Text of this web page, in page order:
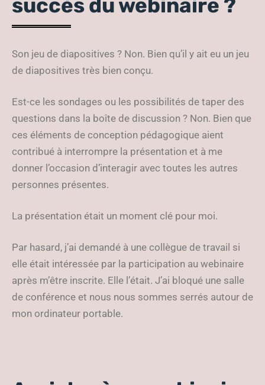
succès du webinaire ?
Son jeu de diapositives ? Non. Bien qu’il y ait eu un jeu
de diapositives très bien conçu.
Est-ce les sondages ou les possibilités de taper des
questions dans la boîte de discussion ? Non. Bien que
ces éléments de conception pédagogique aient
contribué à interrompre la présentation et à me
donner l’occasion d’interagir avec toutes les autres
personnes présentes.
La présentation était un moment clé pour moi.
Par hasard, j’ai demandé à une collègue de travail si
elle était intéressée par la participation au webinaire
après m’être inscrite. Elle l’était. J’ai bloqué une salle
de conférence et nous nous sommes serrés autour de
mon ordinateur portable.